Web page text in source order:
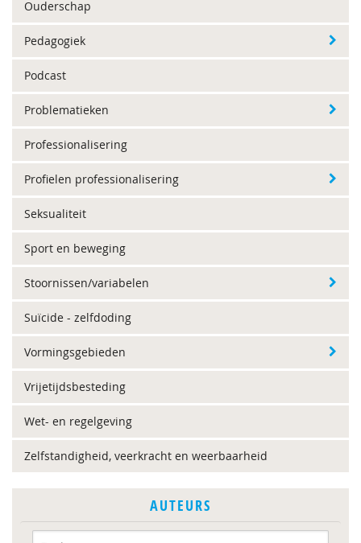
Ouderschap
Pedagogiek
Podcast
Problematieken
Professionalisering
Profielen professionalisering
Seksualiteit
Sport en beweging
Stoornissen/variabelen
Suïcide - zelfdoding
Vormingsgebieden
Vrijetijdsbesteding
Wet- en regelgeving
Zelfstandigheid, veerkracht en weerbaarheid
AUTEURS